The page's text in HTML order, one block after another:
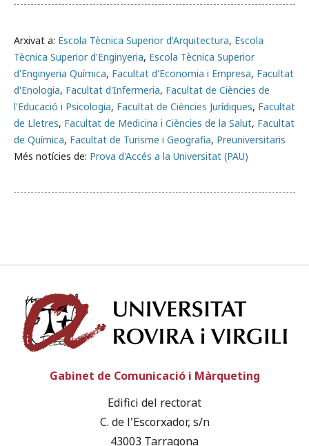
Arxivat a: Escola Tècnica Superior d'Arquitectura, Escola
Tècnica Superior d'Enginyeria, Escola Tècnica Superior
d'Enginyeria Química, Facultat d'Economia i Empresa, Facultat
d'Enologia, Facultat d'Infermeria, Facultat de Ciències de
l'Educació i Psicologia, Facultat de Ciències Jurídiques, Facultat
de Lletres, Facultat de Medicina i Ciències de la Salut, Facultat
de Química, Facultat de Turisme i Geografia, Preuniversitaris
Més notícies de: Prova d'Accés a la Universitat (PAU)
Gabinet de Comunicació i Màrqueting
Edifici del rectorat
C. de l'Escorxador, s/n
43003 Tarragona